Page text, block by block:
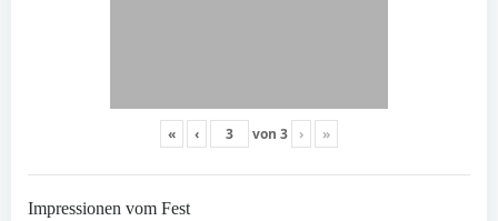
« ‹ von 3 › »
Impressionen vom Fest